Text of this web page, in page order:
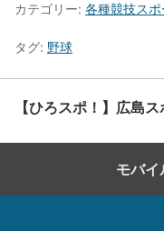
カテゴリー: 各種競技スポ
タグ: 野球
【ひろスポ！】広島
モバイ